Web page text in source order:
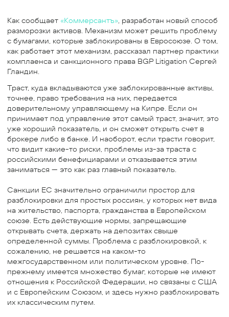
Как сообщает «Коммерсантъ», разработан новый способ
разморозки активов. Механизм может решить проблему
с бумагами, которые заблокированы в Евросоюзе. О том,
как работает этот механизм, рассказал партнер практики
комплаенса и санкционного права BGP Litigation Сергей
Гландин.
Траст, куда вкладываются уже заблокированные активы,
точнее, право требования на них, передается
доверительному управляющему на Кипре. Если он
принимает под управление этот самый траст, значит, это
уже хороший показатель, и он сможет открыть счет в
брокере либо в банке. И наоборот, если трасти говорит,
что видит какие-то риски, проблемы из-за траста с
российскими бенефициарами и отказывается этим
заниматься — это как раз главный показатель.
Санкции ЕС значительно ограничили простор для
разблокировки для простых россиян, у которых нет вида
на жительство, паспорта, гражданства в Европейском
союзе. Есть действующие нормы, запрещающие
открывать счета, держать на депозитах свыше
определенной суммы. Проблема с разблокировкой, к
сожалению, не решается на каком-то
межгосударственном или политическом уровне. По-
прежнему имеется множество бумаг, которые не имеют
отношения к Российской Федерации, но связаны с США
и с Европейским Союзом, и здесь нужно разблокировать
их классическим путем.